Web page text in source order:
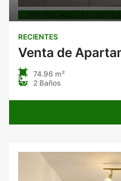
PROPIEDADES RECIENTES
RECIENTES
74.96 m²
2 Baños